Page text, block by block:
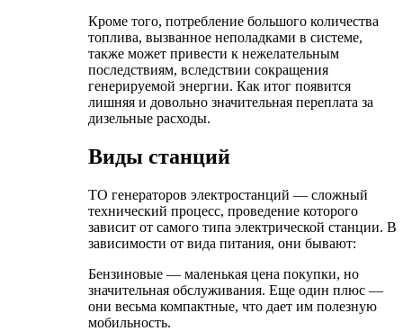
Кроме того, потребление большого количества
топлива, вызванное неполадками в системе,
также может привести к нежелательным
последствиям, вследствии сокращения
генерируемой энергии. Как итог появится
лишняя и довольно значительная переплата за
дизельные расходы.
Виды станций
ТО генераторов электростанций — сложный
технический процесс, проведение которого
зависит от самого типа электрической станции. В
зависимости от вида питания, они бывают:
Бензиновые — маленькая цена покупки, но
значительная обслуживания. Еще один плюс —
они весьма компактные, что дает им полезную
мобильность.